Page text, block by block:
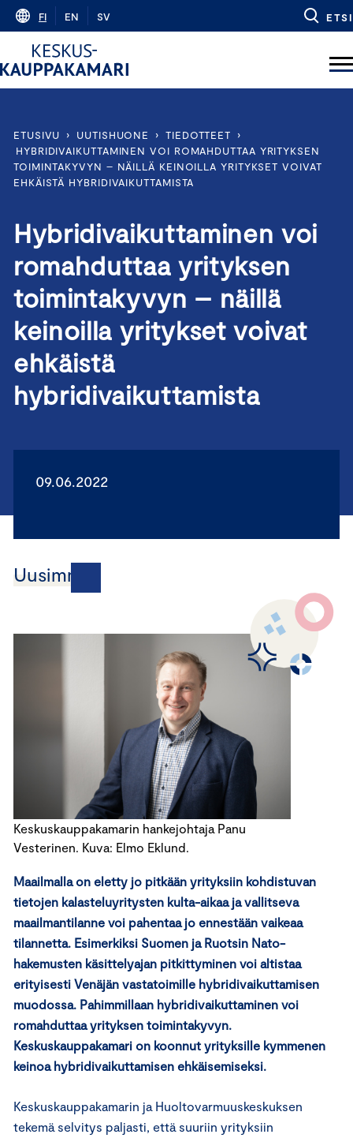
Skip
content
FI EN SV ETSI
ETUSIVU › UUTISHUONE › TIEDOTTEET
›
HYBRIDIVAIKUTTAMINEN VOI ROMAHDUTTAA YRITYKSEN
TOIMINTAKYVYN – NÄILLÄ KEINOILLA YRITYKSET VOIVAT
EHKÄISTÄ HYBRIDIVAIKUTTAMISTA
Hybridivaikuttaminen voi
romahduttaa yrityksen
toimintakyvyn – näillä
keinoilla yritykset voivat
ehkäistä
hybridivaikuttamista
09.06.2022
Uusimmat
Keskuskauppakamarin hankejohtaja Panu
Vesterinen. Kuva: Elmo Eklund.
Maailmalla on eletty jo pitkään yrityksiin kohdistuvan
tietojen kalasteluyritysten kulta-aikaa ja vallitseva
maailmantilanne voi pahentaa jo ennestään vaikeaa
tilannetta. Esimerkiksi Suomen ja Ruotsin Nato-
hakemusten käsittelyajan pitkittyminen voi altistaa
erityisesti Venäjän vastatoimille hybridivaikuttamisen
muodossa. Pahimmillaan hybridivaikuttaminen voi
romahduttaa yrityksen toimintakyvyn.
Keskuskauppakamari on koonnut yrityksille kymmenen
keinoa hybridivaikuttamisen ehkäisemiseksi.
Keskuskauppakamarin ja Huoltovarmuuskeskuksen
tekemä selvitys paljasti, että suuriin yrityksiin